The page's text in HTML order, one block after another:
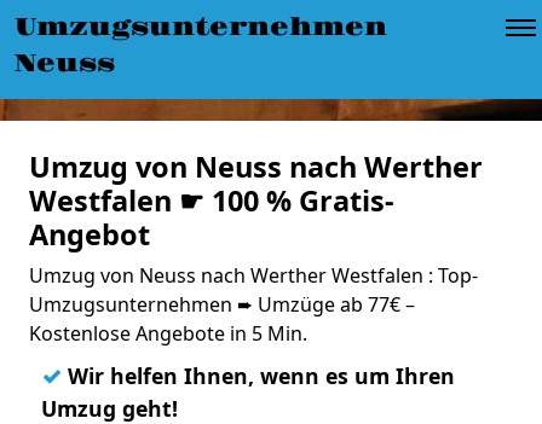
Umzugsunternehmen
Neuss
Umzug von Neuss nach Werther
Westfalen ☛ 100 % Gratis-
Angebot
Umzug von Neuss nach Werther Westfalen : Top-
Umzugsunternehmen ➨ Umzüge ab 77€ –
Kostenlose Angebote in 5 Min.
✓ Wir helfen Ihnen, wenn es um Ihren
Umzug geht!